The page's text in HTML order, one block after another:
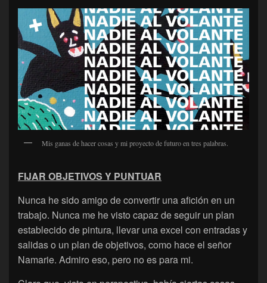
Mis ganas de hacer cosas y mi proyecto de futuro en tres palabras.
FIJAR OBJETIVOS Y PUNTUAR
Nunca he sido amigo de convertir una afición en un
trabajo. Nunca me he visto capaz de seguir un plan
establecido de pintura, llevar una excel con entradas y
salidas o un plan de objetivos, como hace el señor
Namarie. Admiro eso, pero no es para mi.